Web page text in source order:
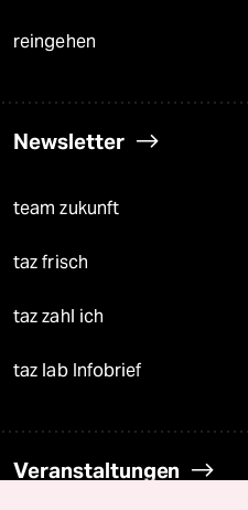
reingehen
Newsletter
team zukunft
taz frisch
taz zahl ich
taz lab Infobrief
Veranstaltungen